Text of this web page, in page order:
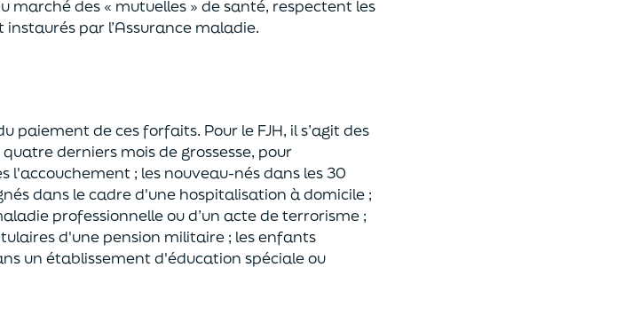
marché des « mutuelles » de santé, respectent les
instaurés par l’Assurance maladie.
paiement de ces forfaits. Pour le FJH, il s’agit des
quatrederniers mois de grossesse, pour
l'accouchement ; les nouveau-nésdans les 30
sdans le cadre d'une hospitalisation à domicile ;
professionnelleou d’un acte de terrorisme ;
d'une pension militaire ; lesenfants
un établissement d'éducation spéciale ou